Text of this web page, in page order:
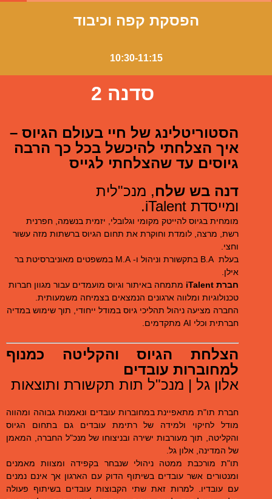
הפסקת קפה וכיבוד
10:30-11:15
סדנה 2
הסטוריטלינג של חיי בעולם הגיוס –
איך הצלחתי להיכשל בכל כך הרבה
גיוסים עד שהצלחתי לגייס
דנה בש שלח, מנכ"לית
ומייסדת iTalent.
מומחית בגיוס להייטק מקומי וגלובלי, יזמית בנשמה, חפרנית
רשת, מרצה, לומדת וחוקרת את תחום הגיוס ברשתות מזה עשור
וחצי.
בעלת B.A בתקשורת וניהול ו- M.A במשפטים מאוניברסיטת בר
אילן.
חברת iTalent
מתמחה באיתור וגיוס מועמדים עבור מגוון חברות
טכנולוגיות ומלווה ארגונים הנמצאים בצמיחה משמעותית.
החברה מציעה ניהול תהליכי גיוס במודל ייחודי, תוך שימוש במדיה
חברתית וכלי AI מתקדמים.
הצלחת הגיוס והקליטה כמנוף
למחוברות עובדים
אלון גל | מנכ"ל תות תקשורת ותוצאות
חברת תו"ת מתאפיינת במחוברות עובדים ונאמנות גבוהה ומהווה
מודל לחיקוי ולמידה של רתימת עובדים גם בתחום הגיוס
והקליטה, תוך מעורבות ישירה ובניצוחו של מנכ"ל החברה, המאמן
של המדינה, אלון גל.
תו"ת מורכבת ממטה ניהולי שנבחר בקפידה ומצוות מאמנים
ומנטורים אשר עובדים בשיתוף הדוק עם הארגון אך אינם נמנים
עם עובדיו. למרות זאת שתי הקבוצות עובדים בשיתוף פעולה